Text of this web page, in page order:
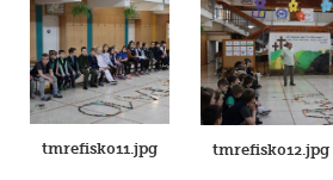
tmrefisk011.jpg tmrefisk012.jpg